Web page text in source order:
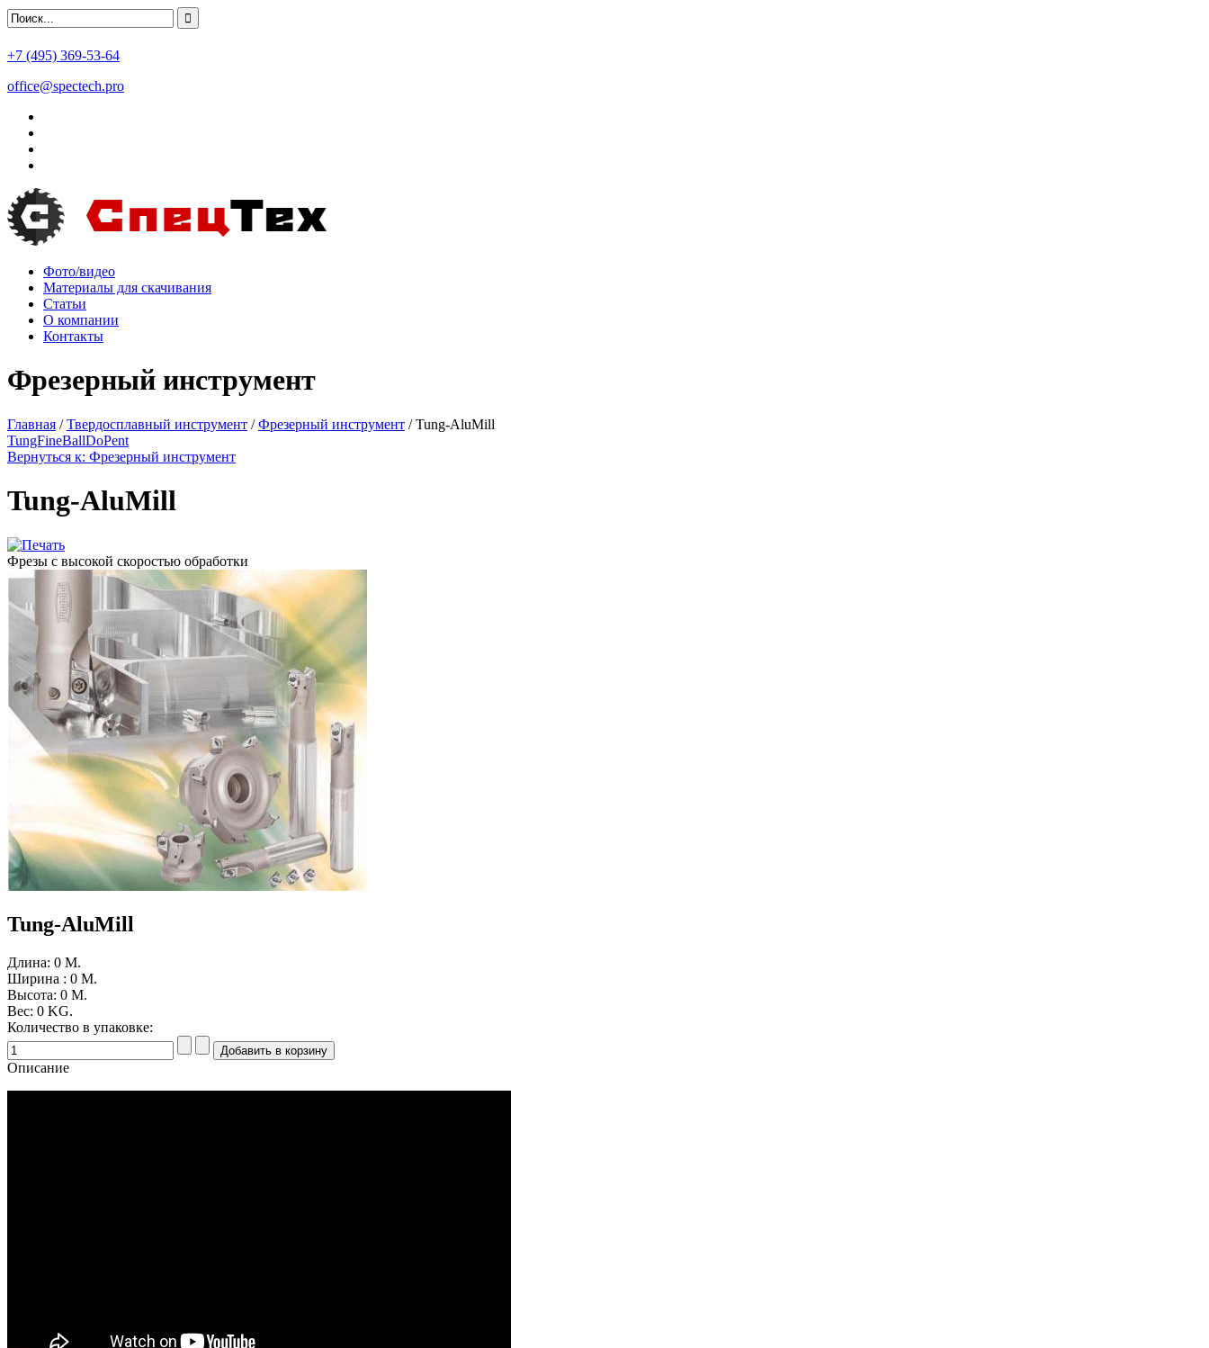
+7 (495) 369-53-64
office@spectech.pro
Фото/видео
Материалы для скачивания
Статьи
О компании
Контакты
Фрезерный инструмент
Главная /Твердосплавный инструмент /Фрезерный инструмент /Tung-AluMill
TungFineBallDoPent
Вернуться к: Фрезерный инструмент
Tung-AluMill
Фрезы с высокой скоростью обработки
Tung-AluMill
Длина: 0 M.
Ширина : 0 M.
Высота: 0 M.
Вес: 0 KG.
Количество в упаковке:
Описание